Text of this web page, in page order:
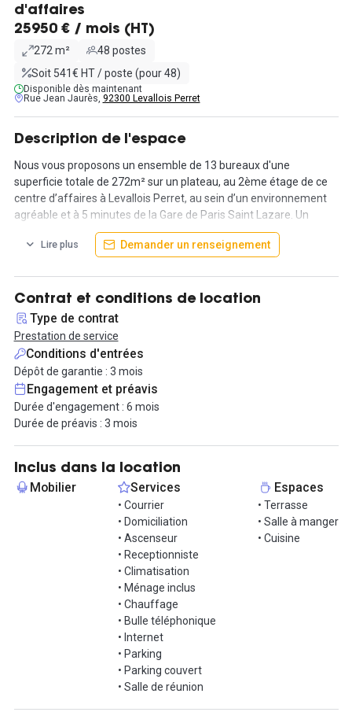
d'affaires
25950 € / mois (HT)
272 m²
48 postes
Soit 541€ HT / poste (pour 48)
Disponible dès maintenant
Rue Jean Jaurès, 92300 Levallois Perret
Description de l'espace
Nous vous proposons un ensemble de 13 bureaux d'une
superficie totale de 272m² sur un plateau, au 2ème étage de ce
centre d’affaires à Levallois Perret, au sein d’un environnement
agréable et à 5 minutes de la Gare de Paris Saint Lazare. Un
parking est présent dans l'espace.
par poste : un bureau, un fauteuil de direction, deux chaises
visiteurs, une armoire et des casiers roulants. Le loyer pour le
bureau et les équipements s’élève à 25 950€ HT par mois.
La location inclut également les charges locatives et la taxe
immobilière, la maintenance, le ménage , le câblage, ainsi que le
téléphone. Mais le loyer intègre aussi la domiciliation fiscale,
l’accueil (téléphonique et physique), la réception, l'envoi du
courrier et l’accès internet en haut débit. Vous aurez aussi accès
à une salle de réunion. Un patio ouvert est aussi présent, parfait
pour vos pauses !
Contactez-nous pour visiter !
Lire plus Demander un renseignement
Contrat et conditions de location
Type de contrat
Prestation de service
Conditions d'entrées
Dépôt de garantie : 3 mois
Engagement et préavis
Durée d'engagement : 6 mois
Durée de préavis : 3 mois
Inclus dans la location
Mobilier Services
• Courrier
• Domiciliation
• Ascenseur
• Receptionniste
• Climatisation
• Ménage inclus
• Chauffage
• Bulle téléphonique
• Internet
• Parking
• Parking couvert
• Salle de réunion
Espaces
• Terrasse
• Salle à manger
• Cuisine